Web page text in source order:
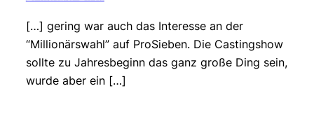
[…] gering war auch das Interesse an der
“Millionärswahl” auf ProSieben. Die Castingshow
sollte zu Jahresbeginn das ganz große Ding sein,
wurde aber ein […]